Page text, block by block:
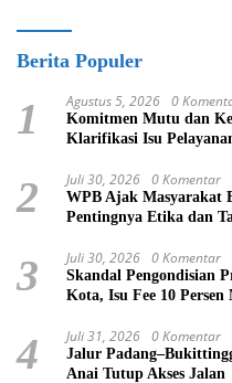
Berita Populer
1 Agustus 5, 2026 0
Komitmen Mutu dan
Klarifikasi Isu
2 Juli 30, 2026 0 Komentar
WPB Ajak Masyarakat
Pentingnya Etika dan
3 Juli 30, 2026 0 Komentar
Skandal Pengondisian
Kota, Isu Fee 10 Persen
4 Juli 31, 2026 0 Komentar
Jalur
Anai Tutup Akses Jalan